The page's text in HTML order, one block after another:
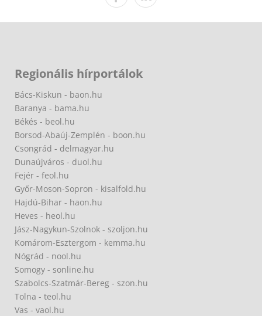
Regionális hírportálok
Bács-Kiskun - baon.hu
Baranya - bama.hu
Békés - beol.hu
Borsod-Abaúj-Zemplén - boon.hu
Csongrád - delmagyar.hu
Dunaújváros - duol.hu
Fejér - feol.hu
Győr-Moson-Sopron - kisalfold.hu
Hajdú-Bihar - haon.hu
Heves - heol.hu
Jász-Nagykun-Szolnok - szoljon.hu
Komárom-Esztergom - kemma.hu
Nógrád - nool.hu
Somogy - sonline.hu
Szabolcs-Szatmár-Bereg - szon.hu
Tolna - teol.hu
Vas - vaol.hu